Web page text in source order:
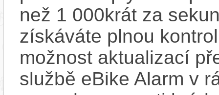
než 1 000krát za
získáváte plnou
možnost aktualizací
službě eBike Alarm v